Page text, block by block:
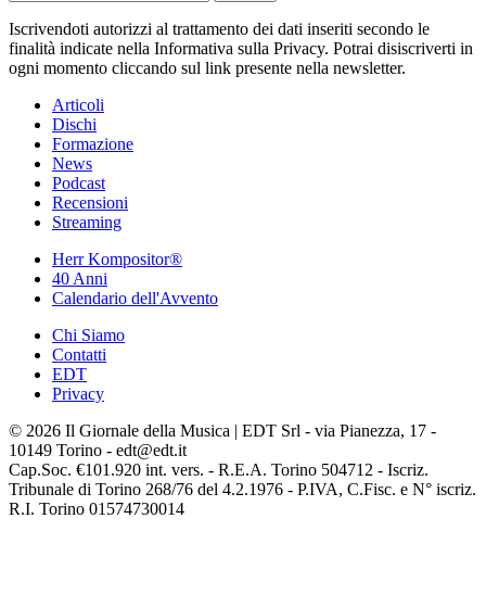
Iscrivendoti autorizzi al trattamento dei dati inseriti secondo le
finalità indicate nella Informativa sulla Privacy. Potrai disiscriverti in
ogni momento cliccando sul link presente nella newsletter.
Articoli
Dischi
Formazione
News
Podcast
Recensioni
Streaming
Herr Kompositor®
40 Anni
Calendario dell'Avvento
Chi Siamo
Contatti
EDT
Privacy
© 2026 Il Giornale della Musica | EDT Srl - via Pianezza, 17 -
10149 Torino - edt@edt.it
Cap.Soc. €101.920 int. vers. - R.E.A. Torino 504712 - Iscriz.
Tribunale di Torino 268/76 del 4.2.1976 - P.IVA, C.Fisc. e N° iscriz.
R.I. Torino 01574730014